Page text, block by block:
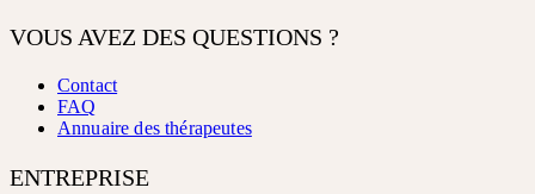
VOUS AVEZ DES QUESTIONS ?
Contact
FAQ
Annuaire des thérapeutes
ENTREPRISE